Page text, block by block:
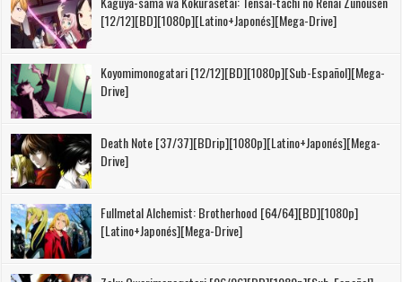
[12/12][BD][1080p][Latino+Japonés][Mega-Drive]
Koyomimonogatari [12/12][BD][1080p][Sub-Español][Mega-
Drive]
Death Note [37/37][BDrip][1080p][Latino+Japonés][Mega-
Drive]
Fullmetal Alchemist: Brotherhood [64/64][BD][1080p]
[Latino+Japonés][Mega-Drive]